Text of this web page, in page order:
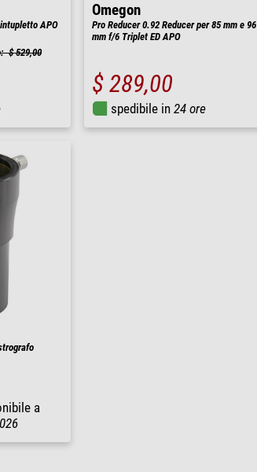
APO
$ 529,00
Omegon
Pro Reducer 0.92 Reducer per 85 mm e 96
mm f/6 Triplet ED APO
$ 289,00
spedibile in 24 ore
a